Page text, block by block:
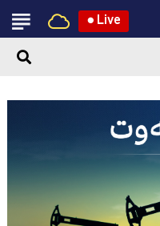
● Live